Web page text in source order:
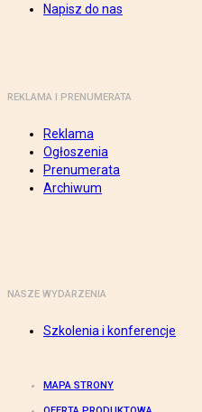
Napisz do nas
REKLAMA I PRENUMERATA
Reklama
Ogłoszenia
Prenumerata
Archiwum
NASZE WYDARZENIA
Szkolenia i konferencje
MAPA STRONY